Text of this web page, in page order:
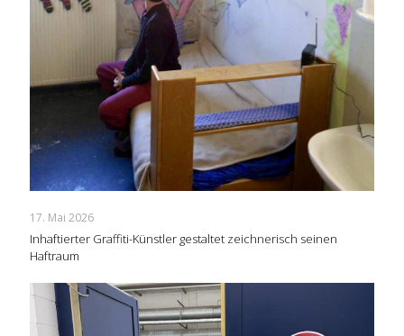
17. Mai 2026
Inhaftierter Graffiti-Künstler gestaltet zeichnerisch seinen
Haftraum